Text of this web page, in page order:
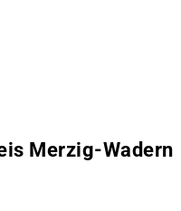
Merzig-Wadern